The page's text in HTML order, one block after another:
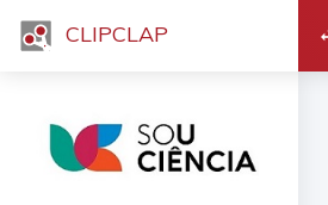
CLIPCLAP